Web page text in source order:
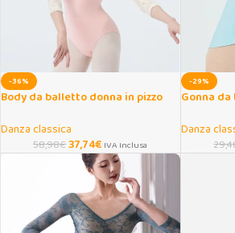
-36%
Body da balletto donna in pizzo
Danza classica
58,98€37,74€ IVA Inclusa
-29%
Gonna
Danza